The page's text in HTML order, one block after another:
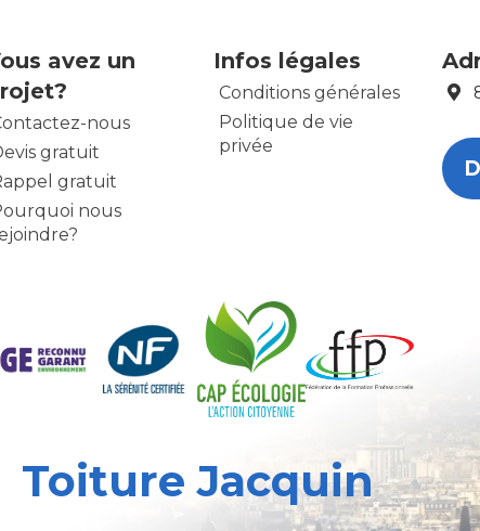
avez un
nous
gratuit
gratuit
nous
Infos légales
Conditions générales
Politique de vie
privée
Toiture Jacquin